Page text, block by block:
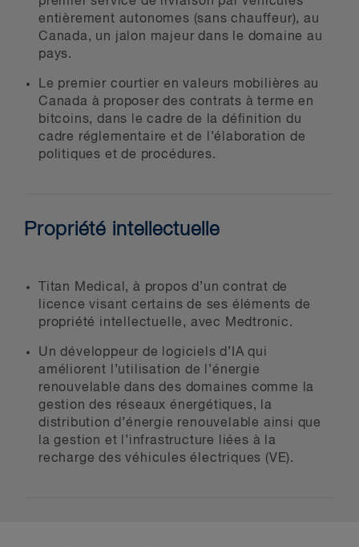
entièrement autonomes (sans chauffeur), au
Canada, un jalon majeur dans le domaine au
pays.
Le premier courtier en valeurs mobilières au
Canada à proposer des contrats à terme en
bitcoins, dans le cadre de la définition du
cadre réglementaire et de l’élaboration de
politiques et de procédures.
Propriété intellectuelle
Titan Medical, à propos d’un contrat de
licence visant certains de ses éléments de
propriété intellectuelle, avec Medtronic.
Un développeur de logiciels d’IA qui
améliorent l’utilisation de l’énergie
renouvelable dans des domaines comme la
gestion des réseaux énergétiques, la
distribution d’énergie renouvelable ainsi que
la gestion et l’infrastructure liées à la
recharge des véhicules électriques (VE).